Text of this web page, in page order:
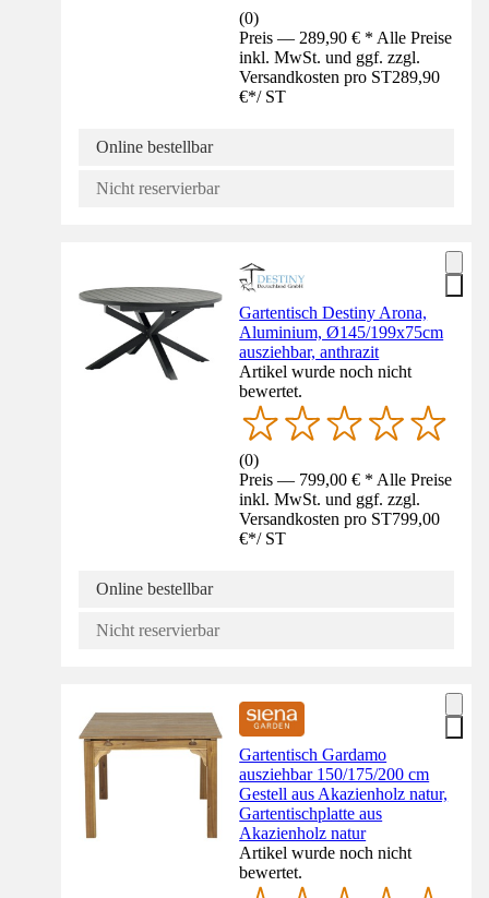
(0)
Preis — 289,90 € * Alle Preise
inkl. MwSt. und ggf. zzgl.
Versandkosten pro ST289,90
€*/ ST
Online bestellbar
Nicht reservierbar
Gartentisch Destiny Arona,
Aluminium, Ø145/199x75cm
ausziehbar, anthrazit
Artikel wurde noch nicht
bewertet.
(0)
Preis — 799,00 € * Alle Preise
inkl. MwSt. und ggf. zzgl.
Versandkosten pro ST799,00
€*/ ST
Online bestellbar
Nicht reservierbar
Gartentisch Gardamo
ausziehbar 150/175/200 cm
Gestell aus Akazienholz natur,
Gartentischplatte aus
Akazienholz natur
Artikel wurde noch nicht
bewertet.